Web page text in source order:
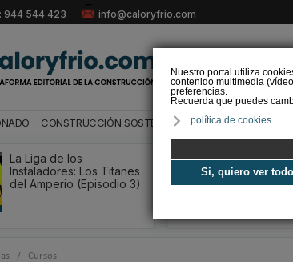
Nuestro portal utiliza
contenido multimedia
preferencias.
Recuerda que puedes
política de cookies.
Si, quiero ver
944 544 423 info@caloryfrio.com
CONSTRUCCIÓN SOSTENIBLE ENERGÍAS
La Liga de los
Instaladores: Los Titanes
del Amperio (Episodio 3)
año,
/ Cursos